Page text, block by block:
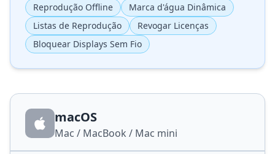
Reprodução Offline
Marca d'água Dinâmica
Listas de Reprodução
Revogar Licenças
Bloquear Displays Sem Fio
macOS
Mac / MacBook / Mac mini